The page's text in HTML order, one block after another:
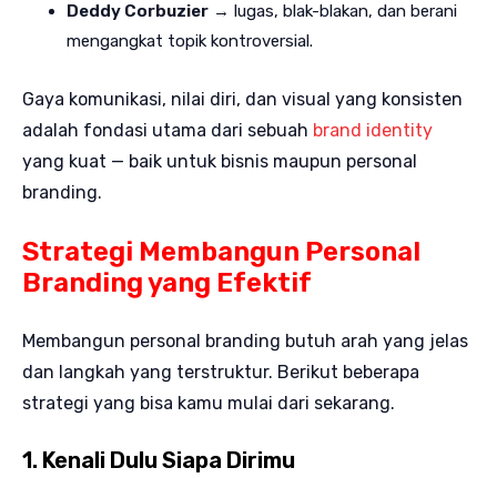
Deddy Corbuzier → lugas, blak-blakan, dan berani
mengangkat topik kontroversial.
Gaya komunikasi, nilai diri, dan visual yang konsisten
adalah fondasi utama dari sebuah brand identity
yang kuat — baik untuk bisnis maupun personal
branding.
Strategi Membangun Personal
Branding yang Efektif
Membangun personal branding butuh arah yang jelas
dan langkah yang terstruktur. Berikut beberapa
strategi yang bisa kamu mulai dari sekarang.
1. Kenali Dulu Siapa Dirimu